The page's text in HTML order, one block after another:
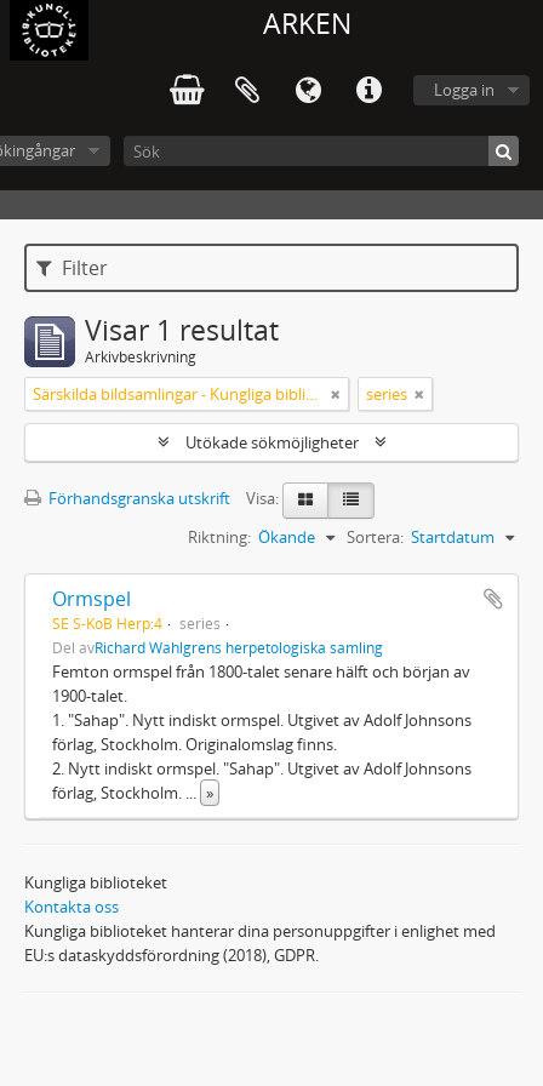
ARKEN
Logga in
Filter
Visar 1 resultat
Arkivbeskrivning
Särskilda bildsamlingar - Kungliga biblioteket series
Utökade sökmöjligheter
Förhandsgranska utskrift
Visa:
Sortera: Startdatum
Riktning: Ökande
Ormspel
SE S-KoB Herp:4
series
Del avRichard Wahlgrens herpetologiska samling
Femton ormspel från 1800-talet senare hälft och början av
1900-talet.
1. "Sahap". Nytt indiskt ormspel. Utgivet av Adolf Johnsons
förlag, Stockholm. Originalomslag finns.
2. Nytt indiskt ormspel. "Sahap". Utgivet av Adolf Johnsons
förlag, Stockholm.
»
Kungliga biblioteket
Kontakta oss
Kungliga biblioteket hanterar dina personuppgifter i enlighet med
EU:s dataskyddsförordning (2018), GDPR.